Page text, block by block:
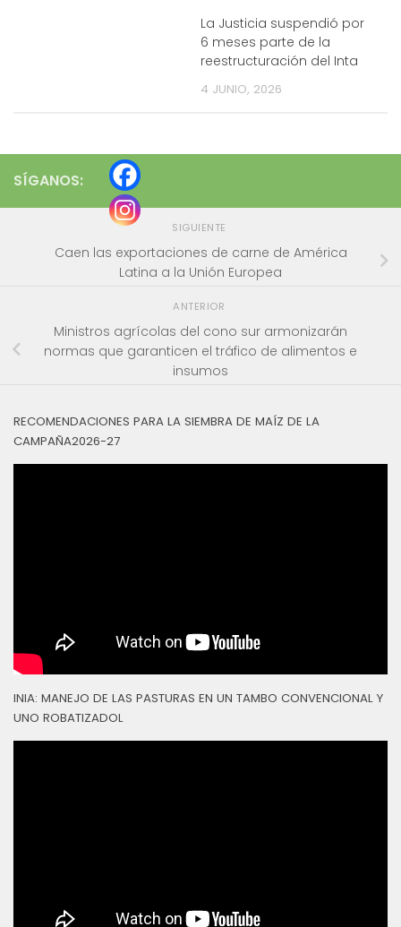
La Justicia suspendió por
6 meses parte de la
reestructuración del Inta
4 JUNIO, 2026
SÍGANOS:
SIGUIENTE
Caen las exportaciones de carne de América
Latina a la Unión Europea
ANTERIOR
Ministros agrícolas del cono sur armonizarán
normas que garanticen el tráfico de alimentos e
insumos
RECOMENDACIONES PARA LA SIEMBRA DE MAÍZ DE LA
CAMPAÑA2026-27
INIA: MANEJO DE LAS PASTURAS EN UN TAMBO CONVENCIONAL Y
UNO ROBATIZADOL